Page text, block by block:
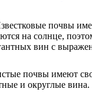
почвы
на солнце,
вин с
почвы имеют
и округлые вина.